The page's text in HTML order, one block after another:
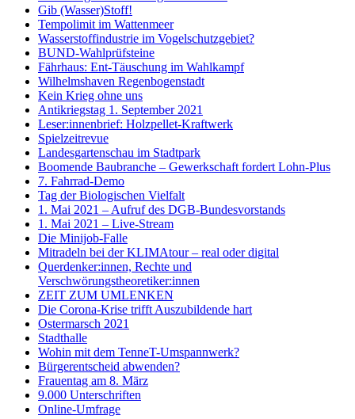
Gib (Wasser)Stoff!
Tempolimit im Wattenmeer
Wasserstoffindustrie im Vogelschutzgebiet?
BUND-Wahlprüfsteine
Fährhaus: Ent-Täuschung im Wahlkampf
Wilhelmshaven Regenbogenstadt
Kein Krieg ohne uns
Antikriegstag 1. September 2021
Leser:innenbrief: Holzpellet-Kraftwerk
Spielzeitrevue
Landesgartenschau im Stadtpark
Boomende Baubranche – Gewerkschaft fordert Lohn-Plus
7. Fahrrad-Demo
Tag der Biologischen Vielfalt
1. Mai 2021 – Aufruf des DGB-Bundesvorstands
1. Mai 2021 – Live-Stream
Die Minijob-Falle
Mitradeln bei der KLIMAtour – real oder digital
Querdenker:innen, Rechte und
Verschwörungstheoretiker:innen
ZEIT ZUM UMLENKEN
Die Corona-Krise trifft Auszubildende hart
Ostermarsch 2021
Stadthalle
Wohin mit dem TenneT-Umspannwerk?
Bürgerentscheid abwenden?
Frauentag am 8. März
9.000 Unterschriften
Online-Umfrage